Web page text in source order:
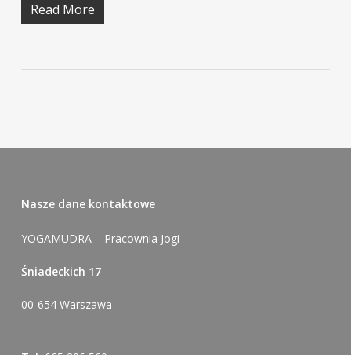
Read More
Nasze dane kontaktowe
YOGAMUDRA – Pracownia Jogi
Śniadeckich 17
00-654 Warszawa